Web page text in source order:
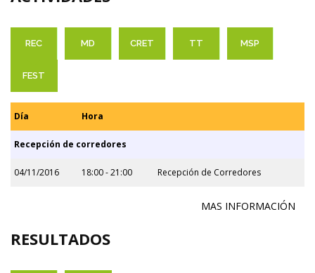
REC MD CRET TT MSP
FEST
Día Hora
Recepción de corredores
04/11/2016 18:00 - 21:00 Recepción de Corredores
MAS INFORMACIÓN
RESULTADOS